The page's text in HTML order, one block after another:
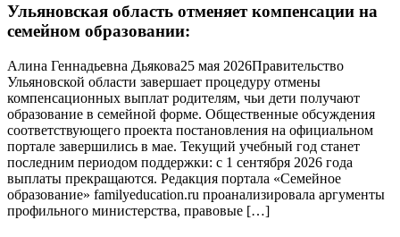
Ульяновская область отменяет компенсации на
семейном образовании:
Алина Геннадьевна Дьякова25 мая 2026Правительство
Ульяновской области завершает процедуру отмены
компенсационных выплат родителям, чьи дети получают
образование в семейной форме. Общественные обсуждения
соответствующего проекта постановления на официальном
портале завершились в мае. Текущий учебный год станет
последним периодом поддержки: с 1 сентября 2026 года
выплаты прекращаются. Редакция портала «Семейное
образование» familyeducation.ru проанализировала аргументы
профильного министерства, правовые […]